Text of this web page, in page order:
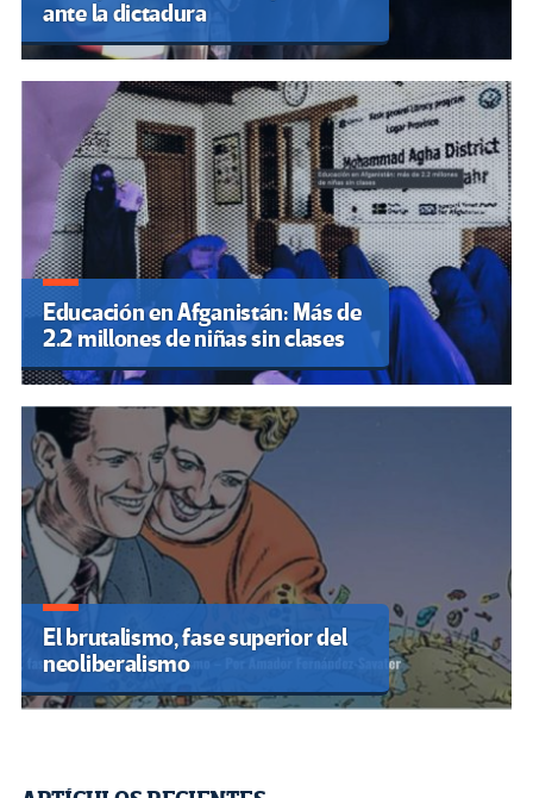
ante la dictadura
Educación en Afganistán: Más de
2.2 millones de niñas sin clases
El brutalismo, fase superior del
neoliberalismo